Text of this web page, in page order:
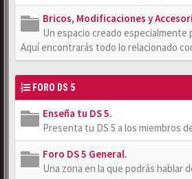
Bricos, Modificaciones y
Un espacio creado especialmente
Aquí encontrarás todo lo relacionado
FORO DS 5
Enseña tu DS 5.
Presenta tu DS 5 a los miembros
Foro DS 5 General.
Una zona en la que podrás hablar